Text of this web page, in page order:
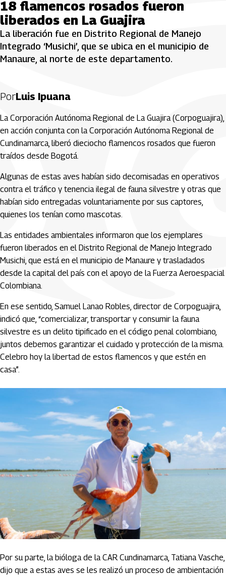
18 flamencos rosados fueron
liberados en La Guajira
La liberación fue en Distrito Regional de Manejo
Integrado ‘Musichi’, que se ubica en el municipio de
Manaure, al norte de este departamento.
PorLuis Ipuana
La Corporación Autónoma Regional de La Guajira (Corpoguajira),
en acción conjunta con la Corporación Autónoma Regional de
Cundinamarca, liberó dieciocho flamencos rosados que fueron
traídos desde Bogotá.
Algunas de estas aves habían sido decomisadas en operativos
contra el tráfico y tenencia ilegal de fauna silvestre y otras que
habían sido entregadas voluntariamente por sus captores,
quienes los tenían como mascotas.
Las entidades ambientales informaron que los ejemplares
fueron liberados en el Distrito Regional de Manejo Integrado
Musichi, que está en el municipio de Manaure y trasladados
desde la capital del país con el apoyo de la Fuerza Aeroespacial
Colombiana.
En ese sentido, Samuel Lanao Robles, director de Corpoguajira,
indicó que, “comercializar, transportar y consumir la fauna
silvestre es un delito tipificado en el código penal colombiano,
juntos debemos garantizar el cuidado y protección de la misma.
Celebro hoy la libertad de estos flamencos y que estén en
casa”.
Por su parte, la bióloga de la CAR Cundinamarca, Tatiana Vasche,
dijo que a estas aves se les realizó un proceso de ambientación